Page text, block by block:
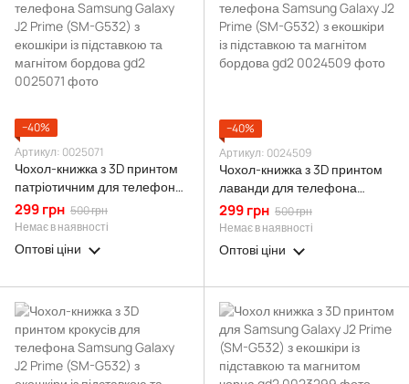
−40%
Артикул: 0025071
Чохол-книжка з 3D принтом
патріотичним для телефона
Samsung Galaxy J2 Prime
(SM-G532) з екошкіри із
підставкою та магнітом
бордова gd2
299 грн 500 грн
Немає в наявності
Оптові ціни
−40%
Артикул: 0024509
Чохол-книжка з 3D принтом
лаванди для телефона
Samsung Galaxy J2 Prime
(SM-G532) з екошкіри із
підставкою та магнітом
бордова gd2
299 грн 500 грн
Немає в наявності
Оптові ціни